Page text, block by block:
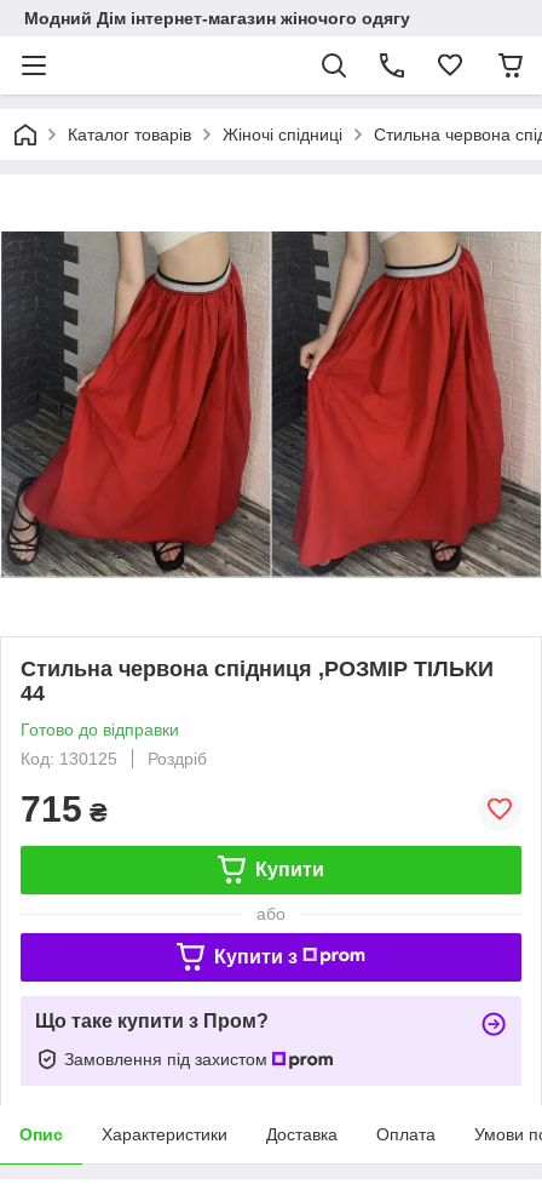
Модний Дім інтернет-магазин жіночого одягу
Каталог товарів Жіночі спідниці Стильна червона
Стильна червона спідниця ,РОЗМІР ТІЛЬКИ
44
Готово до відправки
Код: 130125
Роздріб
715 ₴
Купити
або
Купити з
Що таке купити з Пром?
Замовлення під захистом
Опис Характеристики Доставка Оплата Умови